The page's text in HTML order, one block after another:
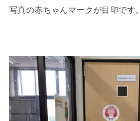
写真の赤ちゃんマークが目印です。